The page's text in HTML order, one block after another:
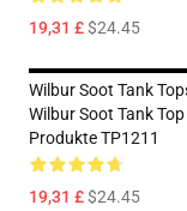
19,31 £$24.45
Wilbur Soot Tank
Wilbur Soot Tank
Produkte TP1211
19,31 £$24.45